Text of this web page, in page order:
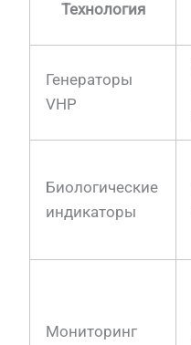
Технология
Генераторы
VHP
Биологические
индикаторы
Мониторинг